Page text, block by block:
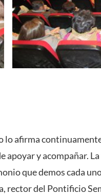
lo afirma
y acompañar.
que demos cada
rector del Pontificio